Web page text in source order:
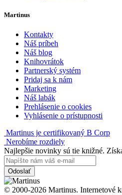
Martinus
Kontakty
Náš príbeh
Náš blog
Knihovrátok
Partnerský systém
Pridaj sa k nám
Marketing
Náš labák
Prehlásenie o cookies
Vyhlásenie o prístupnosti
Martinus je certifikovaný B Corp
Nerobíme rozdiely
Najlepšie novinky sú tie knižné.
Odoslať
© 2000-2026 Martinus. Internetové